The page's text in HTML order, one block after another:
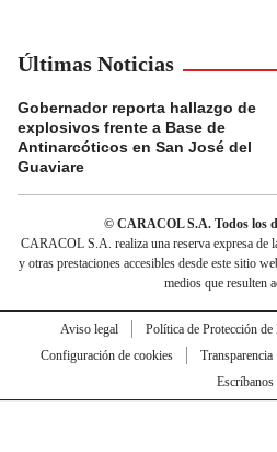
Últimas Noticias
Gobernador reporta hallazgo de
explosivos frente a Base de
Antinarcóticos en San José del
Guaviare
© CARACOL S.A. Todos los
CARACOL S.A. realiza una reserva expresa de
y otras prestaciones accesibles desde este sitio
medios que resulten
Aviso legal Política de Protección de
Configuración de cookies
Transparencia
Escríbanos